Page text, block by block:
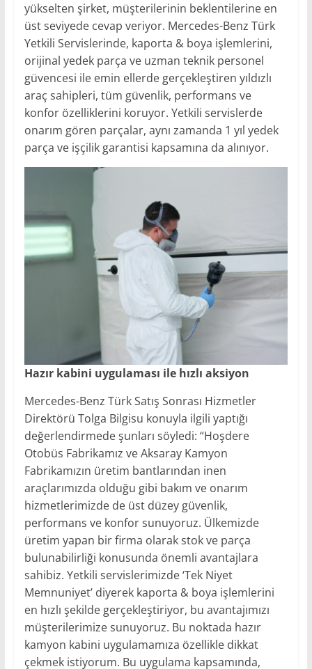
yükselten şirket, müşterilerinin beklentilerine en
üst seviyede cevap veriyor. Mercedes-Benz Türk
Yetkili Servislerinde, kaporta & boya işlemlerini,
orijinal yedek parça ve uzman teknik personel
güvencesi ile emin ellerde gerçekleştiren yıldızlı
araç sahipleri, tüm güvenlik, performans ve
konfor özelliklerini koruyor. Yetkili servislerde
onarım gören parçalar, aynı zamanda 1 yıl yedek
parça ve işçilik garantisi kapsamına da alınıyor.
Hazır kabini uygulaması ile hızlı aksiyon
Mercedes-Benz Türk Satış Sonrası Hizmetler
Direktörü Tolga Bilgisu konuyla ilgili yaptığı
değerlendirmede şunları söyledi: “Hoşdere
Otobüs Fabrikamız ve Aksaray Kamyon
Fabrikamızın üretim bantlarından inen
araçlarımızda olduğu gibi bakım ve onarım
hizmetlerimizde de üst düzey güvenlik,
performans ve konfor sunuyoruz. Ülkemizde
üretim yapan bir firma olarak stok ve parça
bulunabilirliği konusunda önemli avantajlara
sahibiz. Yetkili servislerimizde ‘Tek Niyet
Memnuniyet’ diyerek kaporta & boya işlemlerini
en hızlı şekilde gerçekleştiriyor, bu avantajımızı
müşterilerimize sunuyoruz. Bu noktada hazır
kamyon kabini uygulamamıza özellikle dikkat
çekmek istiyorum. Bu uygulama kapsamında,